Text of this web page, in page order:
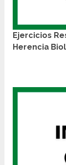
Ejercicios
Herencia